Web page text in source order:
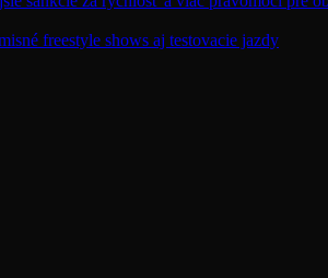
freestyle shows aj testovacie jazdy